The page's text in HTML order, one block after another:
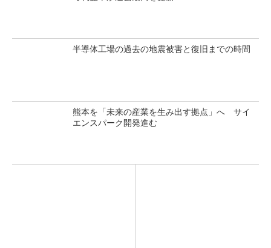
半導体工場の過去の地震被害と復旧までの時間
熊本を「未来の産業を生み出す拠点」へ サイ
エンスパーク開発進む